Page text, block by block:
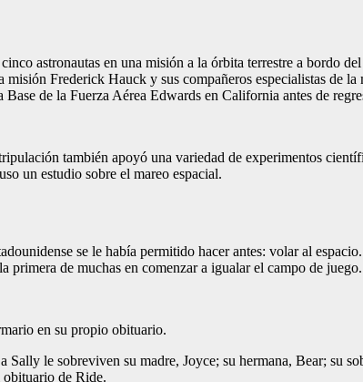
astronautas en una misión a la órbita terrestre a bordo
Frederick Hauck y sus compañeros especialistas de
de la Fuerza Aérea Edwards en California antes de
también apoyó una variedad de experimentos
un estudio sobre el mareo espacial.
se le había permitido hacer antes: volar al
primera de muchas en comenzar a igualar el campo de
en su propio obituario.
Sally le sobreviven su madre, Joyce; su hermana, Bear;
obituario de Ride.